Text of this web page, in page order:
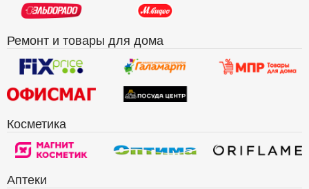
Ремонт и товары для дома
Косметика
Аптеки